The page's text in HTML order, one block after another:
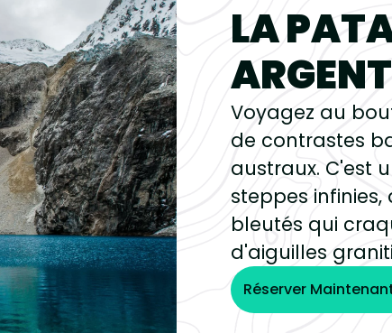
LA
Voyagez au
de contrastes
austraux. C'est
steppes
bleutés qui
d'aiguilles
Réserver